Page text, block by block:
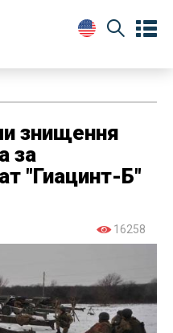
знищення
за
"Гиацинт-Б"
16258